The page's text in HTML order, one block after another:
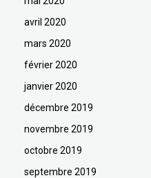
avril 2020
mars 2020
février 2020
janvier 2020
décembre 2019
novembre 2019
octobre 2019
septembre 2019